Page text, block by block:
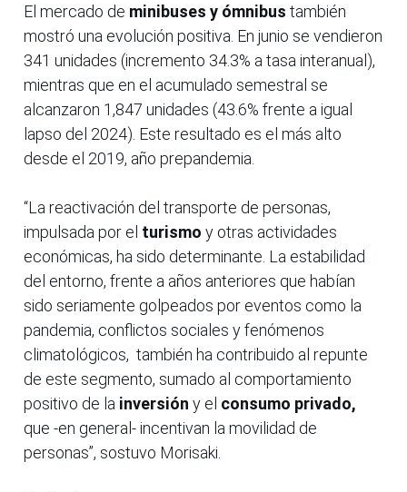
El mercado de minibuses y ómnibus también
mostró una evolución positiva. En junio se vendieron
341 unidades (incremento 34.3% a tasa interanual),
mientras que en el acumulado semestral se
alcanzaron 1,847 unidades (43.6% frente a igual
lapso del 2024). Este resultado es el más alto
desde el 2019, año prepandemia.
“La reactivación del transporte de personas,
impulsada por el turismo y otras actividades
económicas, ha sido determinante. La estabilidad
del entorno, frente a años anteriores que habían
sido seriamente golpeados por eventos como la
pandemia, conflictos sociales y fenómenos
climatológicos, también ha contribuido al repunte
de este segmento, sumado al comportamiento
positivo de la inversión y el consumo privado,
que -en general- incentivan la movilidad de
personas”, sostuvo Morisaki.